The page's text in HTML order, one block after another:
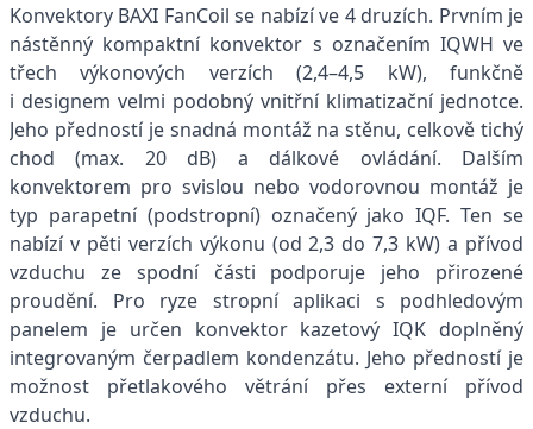
Konvektory BAXI FanCoil se nabízí ve 4 druzích. Prvním je
nástěnný kompaktní konvektor s označením IQWH ve
třech výkonových verzích (2,4–4,5 kW), funkčně
i designem velmi podobný vnitřní klimatizační jednotce.
Jeho předností je snadná montáž na stěnu, celkově tichý
chod (max. 20 dB) a dálkové ovládání. Dalším
konvektorem pro svislou nebo vodorovnou montáž je
typ parapetní (podstropní) označený jako IQF. Ten se
nabízí v pěti verzích výkonu (od 2,3 do 7,3 kW) a přívod
vzduchu ze spodní části podporuje jeho přirozené
proudění. Pro ryze stropní aplikaci s podhledovým
panelem je určen konvektor kazetový IQK doplněný
integrovaným čerpadlem kondenzátu. Jeho předností je
možnost přetlakového větrání přes externí přívod
vzduchu.